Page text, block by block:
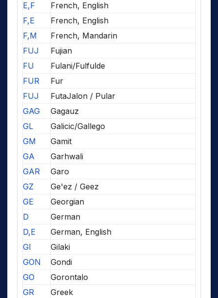
E,F
French, English
F,E
French, English
F,M
French, Mandarin
FUJ
Fujian
FU
Fulani/Fulfulde
FUR
Fur
FUJ
FutaJalon / Pular
GAG
Gagauz
GL
Galicic/Gallego
GM
Gamit
GA
Garhwali
GAR
Garo
GZ
Ge'ez / Geez
GE
Georgian
D
German
D,E
German, English
GI
Gilaki
GON
Gondi
GO
Gorontalo
GR
Greek